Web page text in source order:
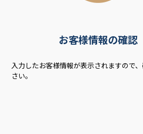
お客様情報の確認
入力したお客様情報が表示されますので
さい。